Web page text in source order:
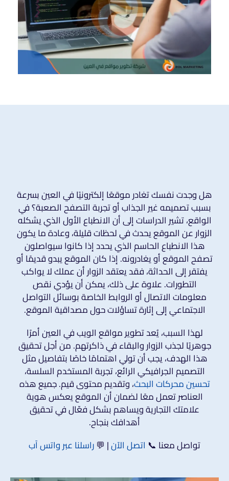
هل وجدت نفسك تغادر موقعًا إلكترونيًا في العين بسرعة
بسبب تصميمه غير الجذاب أو تجربة التصفح الصعبة؟ في
الواقع، تشير الدراسات إلى أن الانطباع الأول الذي يشكله
الزوار عن الموقع يحدث في لحظات قليلة، وعادة ما يكون
هذا الانطباع الحاسم الذي يحدد إذا كانوا سيواصلون
تصفح الموقع أو يغادرونه. إذا كان الموقع يبدو قديمًا أو
يفتقر إلى الحداثة، فقد يعتقد الزوار أن عملك لا يواكب
التطورات. علاوة على ذلك، يمكن أن يؤدي نقص
معلومات الاتصال أو الروابط الخاصة بوسائل التواصل
الاجتماعي إلى إثارة تساؤلات حول مصداقية الموقع.
لهذا السبب، يُعد تطوير مواقع الويب في العين أمرًا
جوهريًا لجذب الزوار والبقاء في ذاكرتهم. من أجل تحقيق
هذا الهدف، يجب أن تولي اهتمامًا خاصًا بتفاصيل مثل
التصميم الجرافيكي الرائع، تجربة المستخدم السلسة،
تحسين محركات البحث، وتقديم محتوى قيم. جميع هذه
العناصر تعمل معًا لضمان أن الموقع يعكس هوية
علامتك التجارية ويساهم بشكل فعّال في تحقيق
أهدافك بنجاح.
تواصل معنا 📞 اتصل الآن| 💬راسلنا عبر واتس آب